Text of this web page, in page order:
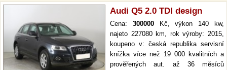
Audi Q5 2.0 TDI design
Cena: 300000Kč, výkon 140 kw,
najeto 227080 km, rok výroby: 2015,
koupeno v: česká republika servisní
knížka více než 19 000 kvalitních a
prověřených aut. až 36 měsíců